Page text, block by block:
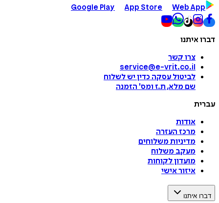
Google Play
App Store Web App
דברו איתנו
צרו קשר
service@e-vrit.co.il
לביטול עסקה כדין יש לשלוח
שם מלא, ת.ז ומס' הזמנה
עברית
אודות
מרכז העזרה
מדיניות משלוחים
מעקב משלוח
מועדון לקוחות
איזור אישי
דברו איתנו